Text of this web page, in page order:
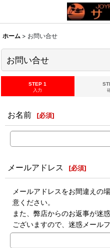
ホーム > お問い合せ
お問い合せ
STEP 1
入力
お名前 [必須]
メールアドレス [必須]
メールアドレスをお間違えの
意ください。
また、弊店からのお返事が迷
ございますので、迷惑メール